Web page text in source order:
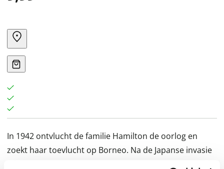
In 1942 ontvlucht de familie Hamilton de oorlog en
zoekt haar toevlucht op Borneo. Na de Japanse invasie